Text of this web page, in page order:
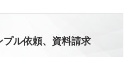
プル依頼、資料請求